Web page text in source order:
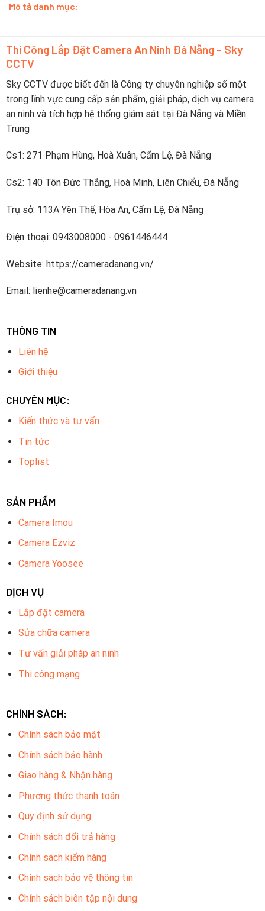
Mô tả danh mục:
Thi Công Lắp Đặt Camera An Ninh Đà Nẵng - Sky
CCTV
Sky CCTV được biết đến là Công ty chuyên nghiệp số một
trong lĩnh vực cung cấp sản phẩm, giải pháp, dịch vụ camera
an ninh và tích hợp hệ thống giám sát tại Đà Nẵng và Miền
Trung
Cs1: 271 Phạm Hùng, Hoà Xuân, Cẩm Lệ, Đà Nẵng
Cs2: 140 Tôn Đức Thắng, Hoà Minh, Liên Chiểu, Đà Nẵng
Trụ sở: 113A Yên Thế, Hòa An, Cẩm Lệ, Đà Nẵng
Điện thoại: 0943008000 - 0961446444
Website: https://cameradanang.vn/
Email: lienhe@cameradanang.vn
THÔNG TIN
Liên hệ
Giới thiệu
CHUYÊN MỤC:
Kiến thức và tư vấn
Tin tức
Toplist
SẢN PHẨM
Camera Imou
Camera Ezviz
Camera Yoosee
DỊCH VỤ
Lắp đặt camera
Sửa chữa camera
Tư vấn giải pháp an ninh
Thi công mạng
CHÍNH SÁCH:
Chính sách bảo mật
Chính sách bảo hành
Giao hàng & Nhận hàng
Phương thức thanh toán
Quy định sử dụng
Chính sách đổi trả hàng
Chính sách kiểm hàng
Chính sách bảo vệ thông tin
Chính sách biên tập nội dung